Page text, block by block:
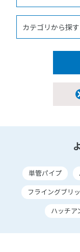
単管パイプ
フライングブリ
ハッチア